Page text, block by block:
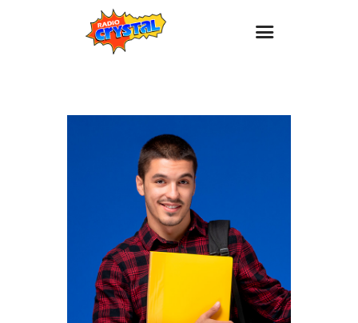
Promociones
Contacto